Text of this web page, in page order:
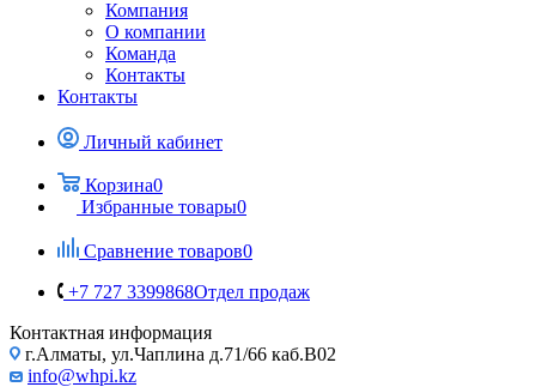
Компания
О компании
Команда
Контакты
Контакты
Личный кабинет
Корзина0
Избранные товары0
Сравнение товаров0
+7 727 3399868Отдел продаж
Контактная информация
г.Алматы, ул.Чаплина д.71/66 каб.B02
info@whpi.kz